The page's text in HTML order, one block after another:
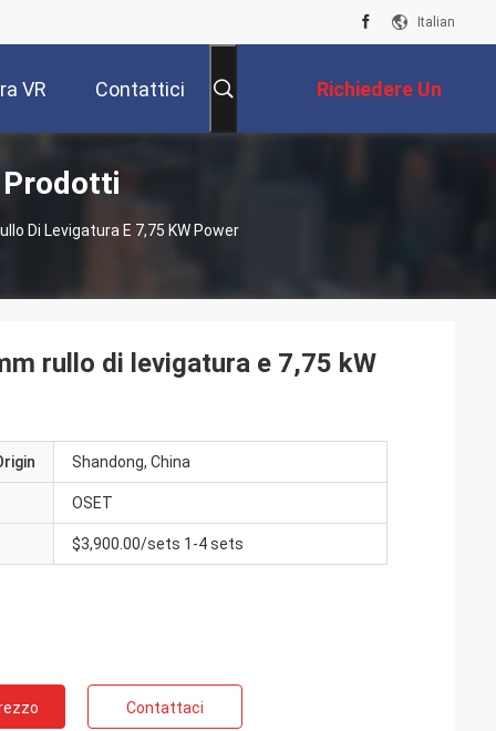
Italian
VR Contattici Richiedere Un
Preventivo
Prodotti
Di Levigatura E 7,75 KW Power
rullo di levigatura e 7,75 kW
Shandong, China
OSET
$3,900.00/sets 1-4 sets
Contattaci